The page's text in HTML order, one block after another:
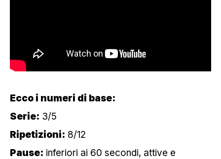
Ecco i numeri di base:
Serie: 3/5
Ripetizioni: 8/12
Pause: inferiori ai 60 secondi, attive e